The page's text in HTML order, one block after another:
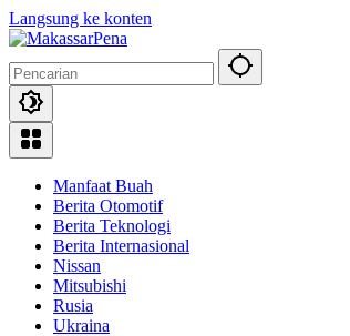
Langsung ke konten
Manfaat Buah
Berita Otomotif
Berita Teknologi
Berita Internasional
Nissan
Mitsubishi
Rusia
Ukraina